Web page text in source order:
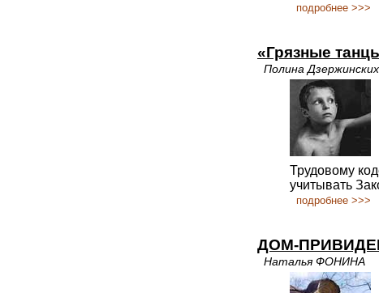
подробнее >>>
«Грязные
Полина Дзержинских
Трудовому
учитывать
подробнее >>>
ДОМ-
Наталья ФОНИНА